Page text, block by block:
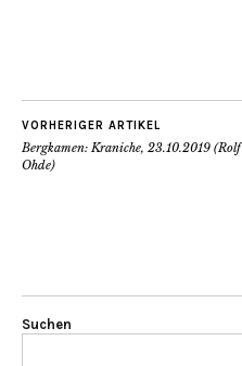
VORHERIGER ARTIKEL
Bergkamen: Kraniche, 23.10.2019 (Rolf
Ohde)
Suchen